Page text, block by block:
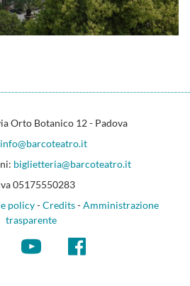
Orto Botanico 12 - Padova
info@barcoteatro.it
biglietteria@barcoteatro.it
05175550283
policy-Credits-Amministrazione
trasparente